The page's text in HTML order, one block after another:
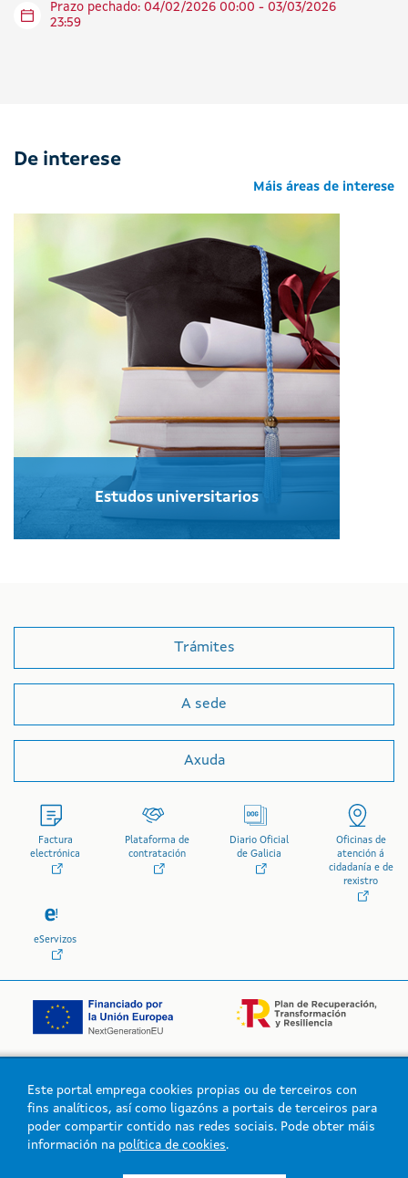
Prazo pechado: 04/02/2026 00:00 - 03/03/2026
23:59
De interese
Máis áreas de interese
Estudos universitarios
Trámites
A sede
Axuda
Factura
electrónica
Plataforma de
contratación
Diario Oficial
de Galicia
Oficinas de
atención á
cidadanía e de
rexistro
eServizos
Logo da Xunta de Galicia
Este portal emprega cookies propias ou de terceiros con
fins analíticos, así como ligazóns a portais de terceiros para
poder compartir contido nas redes sociais. Pode obter máis
información na política de cookies.